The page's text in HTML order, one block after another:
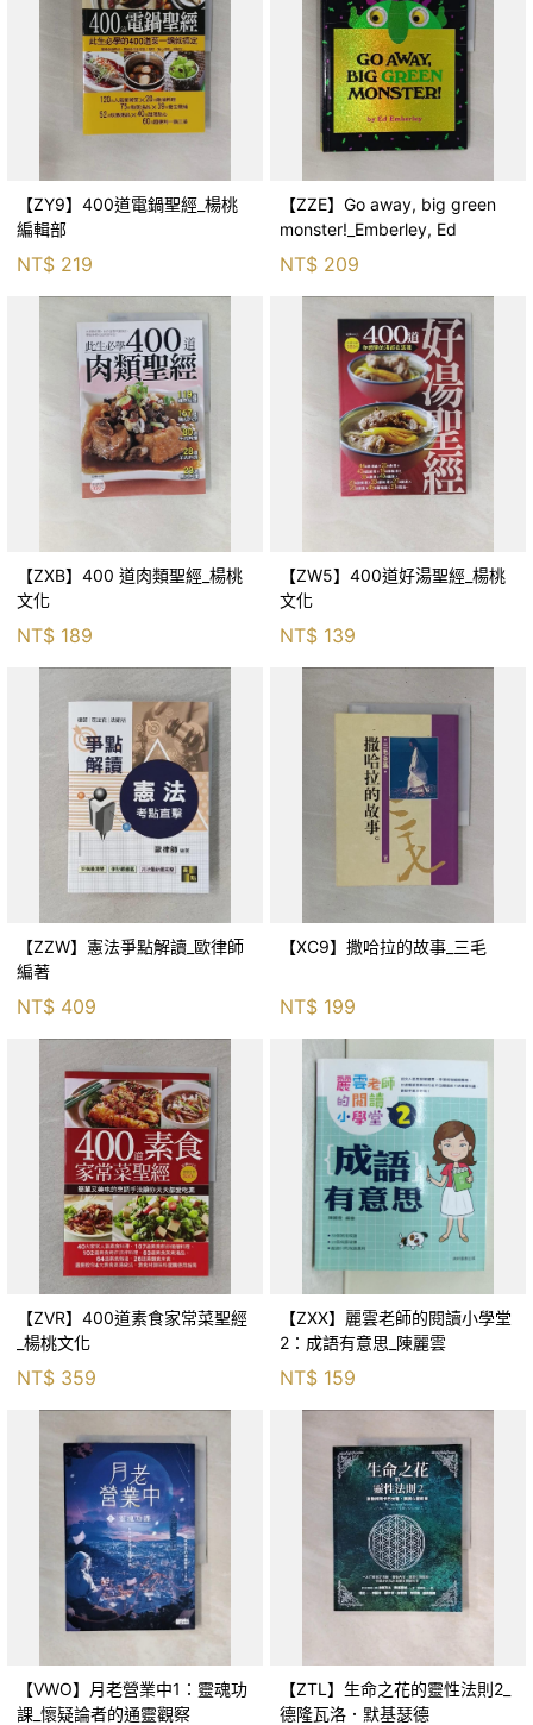
【ZY9】400道電鍋聖經_楊桃
編輯部
NT$ 219
【ZZE】Go away, big green
monster!_Emberley, Ed
NT$ 209
【ZXB】400 道肉類聖經_楊桃
文化
NT$ 189
【ZW5】400道好湯聖經_楊桃
文化
NT$ 139
【ZZW】憲法爭點解讀_歐律師
編著
NT$ 409
【XC9】撒哈拉的故事_三毛
NT$ 199
【ZVR】400道素食家常菜聖經
_楊桃文化
NT$ 359
【ZXX】麗雲老師的閱讀小學堂
2：成語有意思_陳麗雲
NT$ 159
【VWO】月老營業中1：靈魂功
課_懷疑論者的通靈觀察
【ZTL】生命之花的靈性法則2_
德隆瓦洛．默基瑟德